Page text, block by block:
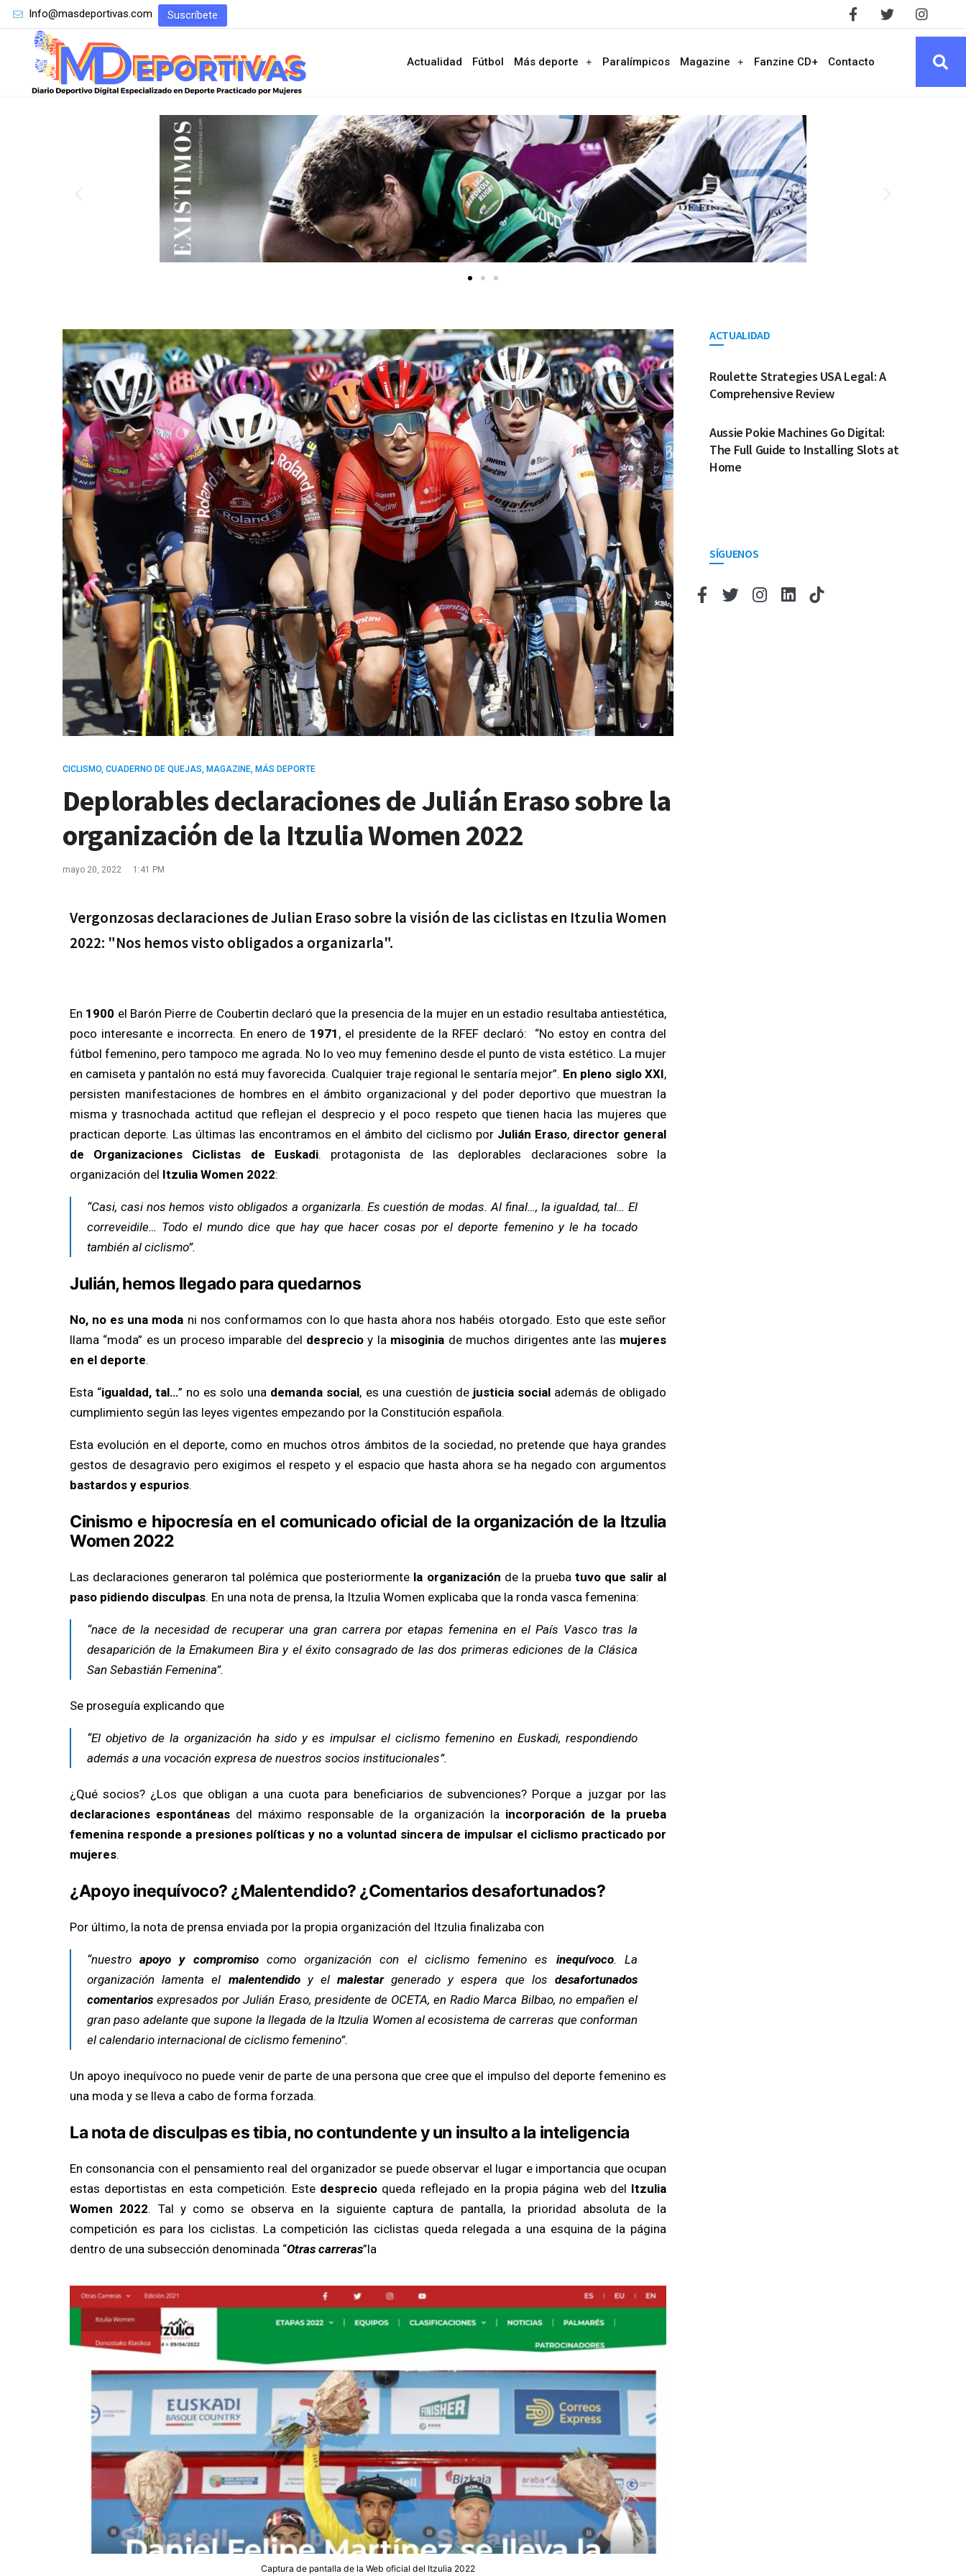
Info@masdeportivas.com Suscríbete
Actualidad Fútbol Más deporte Paralímpicos Magazine Fanzine CD+ Contacto
CICLISMO, CUADERNO DE QUEJAS, MAGAZINE, MÁS DEPORTE
Deplorables declaraciones de Julián Eraso sobre la
organización de la Itzulia Women 2022
mayo 20, 2022 1:41 PM
Vergonzosas declaraciones de Julian Eraso sobre la visión de las ciclistas en Itzulia Women
2022: "Nos hemos visto obligados a organizarla".
En 1900 el Barón Pierre de Coubertin declaró que la presencia de la mujer en un estadio resultaba antiestética,
poco interesante e incorrecta. En enero de 1971 , el presidente de la RFEF declaró: “No estoy en contra del
fútbol femenino, pero tampoco me agrada. No lo veo muy femenino desde el punto de vista estético. La mujer
en camiseta y pantalón no está muy favorecida. Cualquier traje regional le sentaría mejor”. En pleno siglo XXI,
persisten manifestaciones de hombres en el ámbito organizacional y del poder deportivo que muestran la
misma y trasnochada actitud que reflejan el desprecio y el poco respeto que tienen hacia las mujeres que
practican deporte. Las últimas las encontramos en el ámbito del ciclismo por Julián Eraso, director general
de Organizaciones Ciclistas de Euskadi. protagonista de las deplorables declaraciones sobre la
organización del Itzulia Women 2022:
“Casi, casi nos hemos visto obligados a organizarla. Es cuestión de modas. Al final…, la igualdad, tal… El
correveidile… Todo el mundo dice que hay que hacer cosas por el deporte femenino y le ha tocado
también al ciclismo”.
Julián, hemos llegado para quedarnos
No, no es una moda ni nos conformamos con lo que hasta ahora nos habéis otorgado. Esto que este señor
llama “moda” es un proceso imparable del desprecio y la misoginia de muchos dirigentes ante las mujeres
en el deporte.
Esta “igualdad, tal…” no es solo una demanda social, es una cuestión de justicia socialademás de obligado
cumplimiento según las leyes vigentes empezando por la Constitución española.
Esta evolución en el deporte, como en muchos otros ámbitos de la sociedad, no pretende que haya grandes
gestos de desagravio pero exigimos el respeto y el espacio que hasta ahora se ha negado con argumentos
bastardos y espurios.
Cinismo e hipocresía en el comunicado oficial de la organización de la Itzulia
Women 2022
Las declaraciones generaron tal polémica que posteriormente la organización de la prueba tuvo que salir al
paso pidiendo disculpas. En una nota de prensa, la Itzulia Women explicaba que la ronda vasca femenina:
“nace de la necesidad de recuperar una gran carrera por etapas femenina en el País Vasco tras la
desaparición de la Emakumeen Bira y el éxito consagrado de las dos primeras ediciones de la Clásica
San Sebastián Femenina”.
Se proseguía explicando que
“El objetivo de la organización ha sido y es impulsar el ciclismo femenino en Euskadi, respondiendo
además a una vocación expresa de nuestros socios institucionales”.
¿Qué socios? ¿Los que obligan a una cuota para beneficiarios de subvenciones? Porque a juzgar por las
declaraciones espontáneas del máximo responsable de la organización la incorporación de la prueba
femenina responde a presiones políticas y no a voluntad sincera de impulsar el ciclismo practicado por
mujeres.
¿Apoyo inequívoco? ¿Malentendido? ¿Comentarios desafortunados?
Por último, la nota de prensa enviada por la propia organización del Itzulia finalizaba con
“nuestroapoyo y compromisocomo organización con el ciclismo femenino es inequívoco. La
organización lamenta el malentendidoy el malestargenerado y espera que los desafortunados
comentariosexpresados por Julián Eraso, presidente de OCETA, en Radio Marca Bilbao, no empañen el
gran paso adelante que supone la llegada de la Itzulia Women al ecosistema de carreras que conforman
el calendario internacional de ciclismo femenino”.
Un apoyo inequívoco no puede venir de parte de una persona que cree que el impulso del deporte femenino es
una moda y se lleva a cabo de forma forzada.
La nota de disculpas es tibia, no contundente y un insulto a la inteligencia
En consonancia con el pensamiento real del organizador se puede observar el lugar e importancia que ocupan
estas deportistas en esta competición. Este desprecio queda reflejado en la propia página web del Itzulia
Women 2022. Tal y como se observa en la siguiente captura de pantalla, la prioridad absoluta de la
competición es para los ciclistas. La competición las ciclistas queda relegada a una esquina de la página
dentro de una subsección denominada “Otras carreras”la
Captura de pantalla de la Web oficial del Itzulia 2022
ACTUALIDAD
Roulette Strategies USA Legal: A
Comprehensive Review
Aussie Pokie Machines Go Digital:
The Full Guide to Installing Slots at
Home
SÍGUENOS